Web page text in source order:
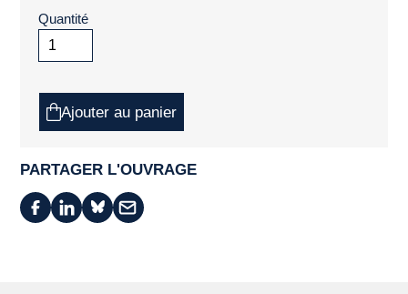
Quantité
Ajouter au panier
PARTAGER L'OUVRAGE